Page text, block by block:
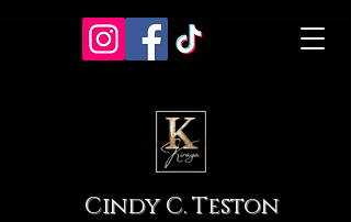
Cindy C. Teston